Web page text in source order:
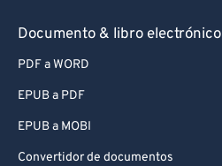
Documento & libro electrónico
PDF a WORD
EPUB a PDF
EPUB a MOBI
Convertidor de documentos